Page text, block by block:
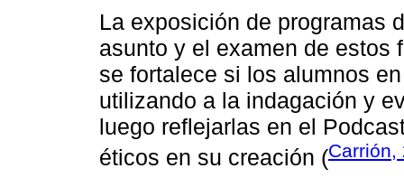
La exposición de programas
asunto y el examen de estos
se fortalece si los alumnos
utilizando a la indagación y
luego reflejarlas en el
éticos en su creación (Carrión,